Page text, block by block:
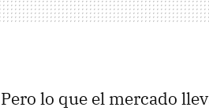
Pero lo que el mercado